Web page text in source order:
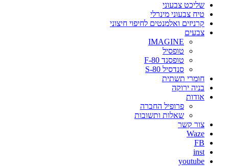
שליכט צבעוני
טיח צבעוני מינרלי
קרניזים ואלמנטים לחיפוי חיצוני
צבעים
IMAGINE
טופסיל
טופסנד F-80
סנדסיל S-80
חומרי תשתית
בניה ירוקה
אודות
פרופיל החברה
שאלות ותשובות
צור קשר
Waze
FB
inst
youtube